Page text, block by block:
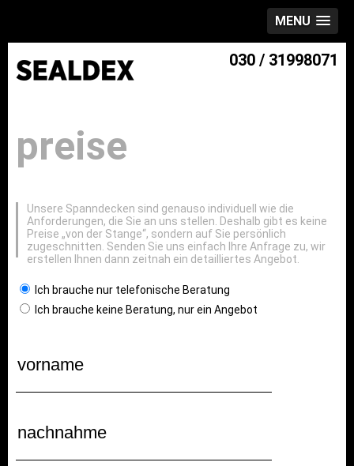
MENU
030 / 31998071
preise
Unsere Spanndecken sind genauso individuell wie die
Anforderungen, die Sie an uns stellen. Deshalb gibt es keine
Preise „von der Stange“, sondern auf Sie persönlich
zugeschnitten. Senden Sie uns einfach Ihre Anfrage zu, wir
erstellen Ihnen dann zeitnah ein detailliertes Angebot.
Ich brauche nur telefonische Beratung
Ich brauche keine Beratung, nur ein Angebot